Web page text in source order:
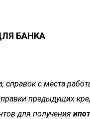
БАНКА
справок с места
предыдущих
для получения